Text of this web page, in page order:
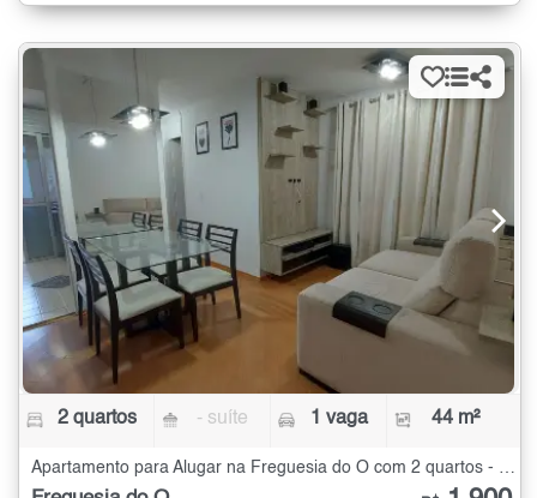
2 quartos - suíte 1 vaga 44 m²